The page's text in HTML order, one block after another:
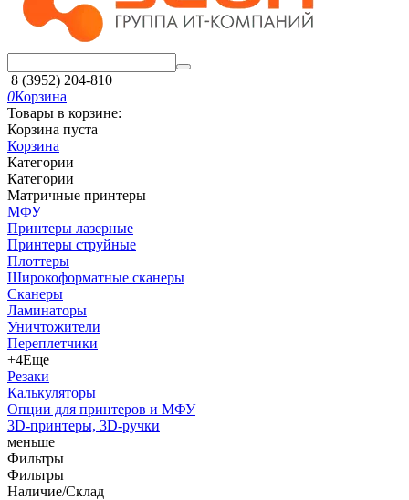
8 (3952) 204-810
0Корзина
Товары в корзине:
Корзина пуста
Корзина
Категории
Категории
Матричные принтеры
МФУ
Принтеры лазерные
Принтеры струйные
Плоттеры
Широкоформатные сканеры
Сканеры
Ламинаторы
Уничтожители
Переплетчики
+4Еще
Резаки
Калькуляторы
Опции для принтеров и МФУ
3D-принтеры, 3D-ручки
меньше
Фильтры
Фильтры
Наличие/Склад